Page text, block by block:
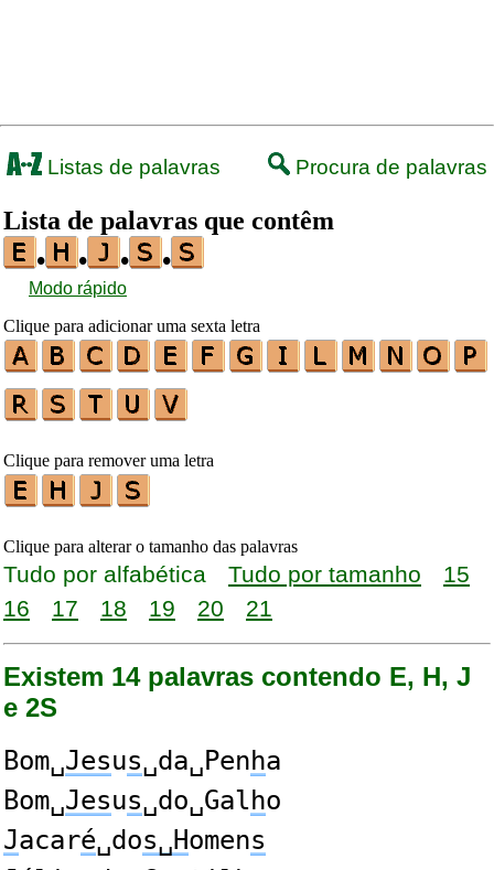
Listas de palavras Procura de palavras
Lista de palavras que contêm
•
• • •
Modo rápido
Clique para adicionar uma sexta letra
Clique para remover uma letra
Clique para alterar o tamanho das palavras
Tudo por alfabética Tudo por tamanho
15
16
17 18 19 20 21
Existem 14 palavras contendo E, H, J
e 2S
Bom␣Jesus␣da␣Penha
Bom␣Jesus␣do␣Galho
Jacaré␣dos␣Homens